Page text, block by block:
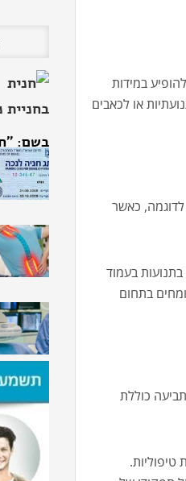
במידות
או לכאבים
כאשר
של הגבלה קשה בתנועות בעמוד
של מומחים בתחום
כוללת